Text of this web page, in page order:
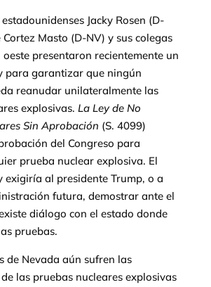
Jacky Rosen (D-
Masto (D-NV) y sus colegas
oeste presentaron recientemente un
para garantizar que ningún
reanudar unilateralmente las
explosivas. La Ley de No
Sin Aprobación (S. 4099)
del Congreso para
prueba nuclear explosiva. El
exigiría al presidente Trump, o a
futura, demostrar ante el
diálogo con el estado donde
pruebas.
de Nevada aún sufren las
las pruebas nucleares explosivas